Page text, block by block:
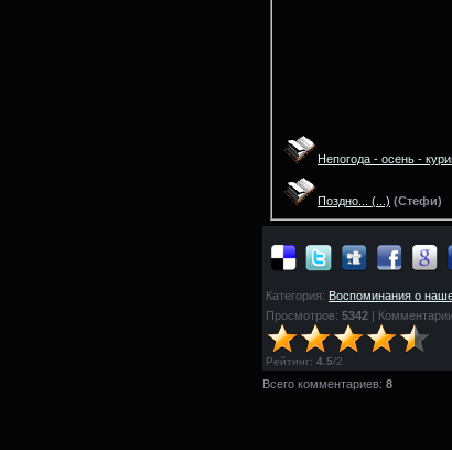
Непогода - осень -
Поздно... (...) (Стефи)
Категория: Воспоминания о
Просмотров: 5342 |
Рейтинг: 4.5/2
Всего комментариев: 8